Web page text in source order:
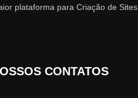
plataforma para Criação de Sites.
CONTATOS